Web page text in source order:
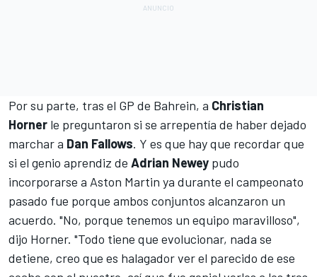
Por su parte, tras el GP de Bahrein, a Christian
Horner le preguntaron si se arrepentía de haber dejado
marchar a Dan Fallows. Y es que hay que recordar que
si el genio aprendiz de Adrian Newey pudo
incorporarse a Aston Martin ya durante el campeonato
pasado fue porque ambos conjuntos alcanzaron un
acuerdo. "No, porque tenemos un equipo maravilloso",
dijo Horner. "Todo tiene que evolucionar, nada se
detiene, creo que es halagador ver el parecido de ese